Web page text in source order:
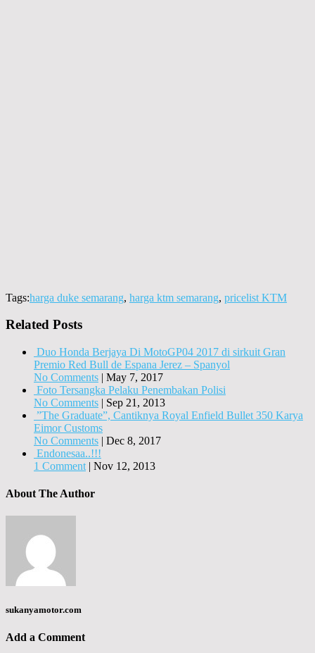
Tags:harga duke semarang, harga ktm semarang, pricelist KTM
Related Posts
Duo Honda Berjaya Di MotoGP04 2017 di sirkuit Gran
Premio Red Bull de Espana Jerez – Spanyol
No Comments | May 7, 2017
Foto Tersangka Pelaku Penembakan Polisi
No Comments | Sep 21, 2013
​”The Graduate”, Cantiknya Royal Enfield Bullet 350 Karya E
imor Customs
No Comments | Dec 8, 2017
Endonesaa..!!!
1 Comment | Nov 12, 2013
About The Author
sukanyamotor.com
Add a Comment